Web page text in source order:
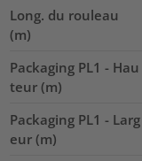
Long. du rouleau
(m)
Packaging PL1 - Hau
teur (m)
Packaging PL1 - Larg
eur (m)